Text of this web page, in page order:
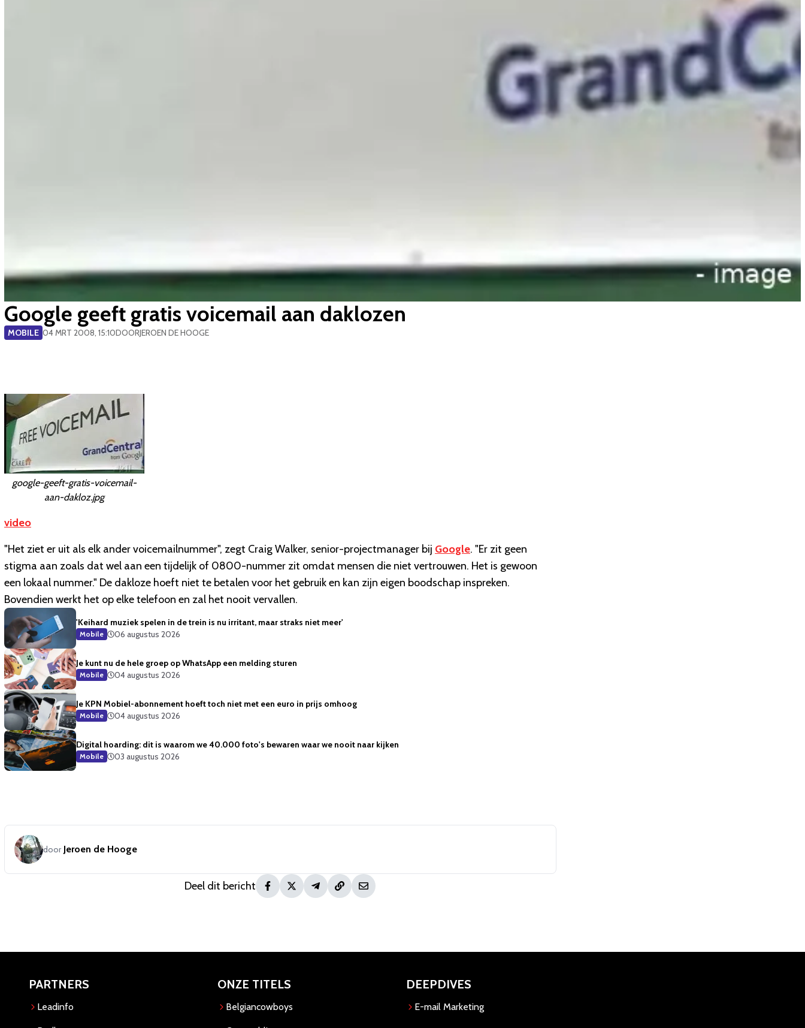
Google geeft gratis voicemail aan daklozen
MOBILE 04 MRT 2008, 15:10DOORJEROEN DE HOOGE
google-geeft-gratis-voicemail-
aan-dakloz.jpg
video
"Het ziet er uit als elk ander voicemailnummer", zegt Craig Walker, senior-projectmanager bij Google. "Er zit geen
stigma aan zoals dat wel aan een tijdelijk of 0800-nummer zit omdat mensen die niet vertrouwen. Het is gewoon
een lokaal nummer." De dakloze hoeft niet te betalen voor het gebruik en kan zijn eigen boodschap inspreken.
Bovendien werkt het op elke telefoon en zal het nooit vervallen.
'Keihard muziek spelen in de trein is nu irritant, maar straks niet meer'
Mobile 06 augustus 2026
Je kunt nu de hele groep op WhatsApp een melding sturen
Mobile 04 augustus 2026
Je KPN Mobiel-abonnement hoeft toch niet met een euro in prijs omhoog
Mobile 04 augustus 2026
Digital hoarding: dit is waarom we 40.000 foto's bewaren waar we nooit naar kijken
Mobile 03 augustus 2026
door Jeroen de Hooge
Deel dit bericht
PARTNERS
Leadinfo
ONZE TITELS
Belgiancowboys
DEEPDIVES
E-mail Marketing